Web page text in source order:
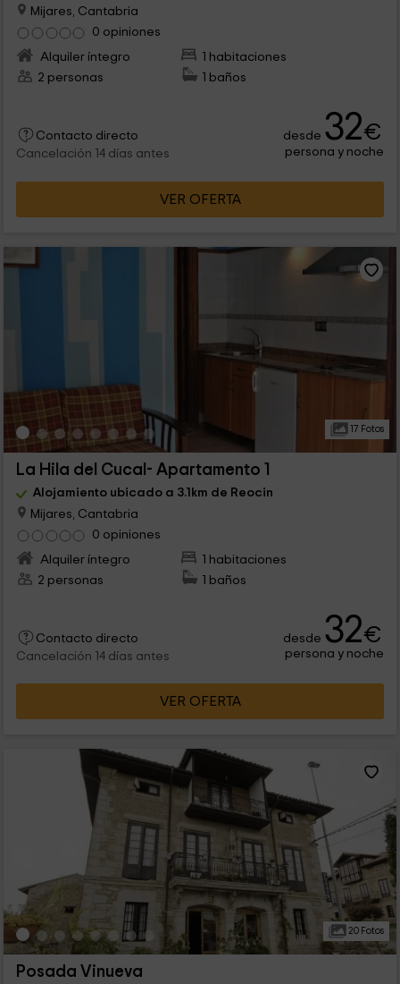
Mijares, Cantabria
0 opiniones
Alquiler íntegro
1 habitaciones
2 personas
1 baños
Contacto directo
Cancelación 14 días antes
desde 32€
persona y noche
VER OFERTA
17 Fotos
La Hila del Cucal- Apartamento 1
Alojamiento ubicado a 3.1km de Reocin
Mijares, Cantabria
0 opiniones
Alquiler íntegro
1 habitaciones
2 personas
1 baños
Contacto directo
Cancelación 14 días antes
desde 32€
persona y noche
VER OFERTA
20 Fotos
Posada Vinueva